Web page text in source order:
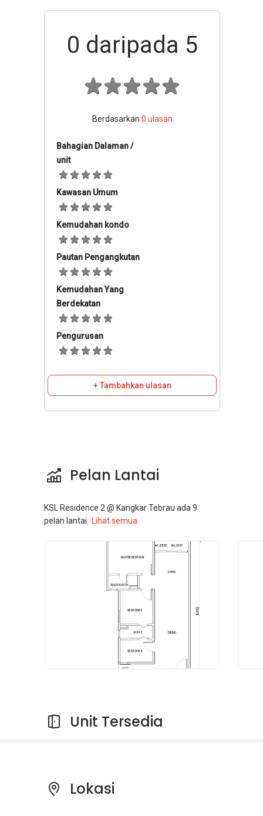
0 daripada 5
Berdasarkan 0 ulasan
Bahagian Dalaman /
unit
Kawasan Umum
Kemudahan kondo
Pautan Pengangkutan
Kemudahan Yang
Berdekatan
Pengurusan
+ Tambahkan ulasan
Pelan Lantai
KSL Residence 2 @ Kangkar Tebrau ada 9
pelan lantai
Lihat semua
Unit Tersedia
Lokasi